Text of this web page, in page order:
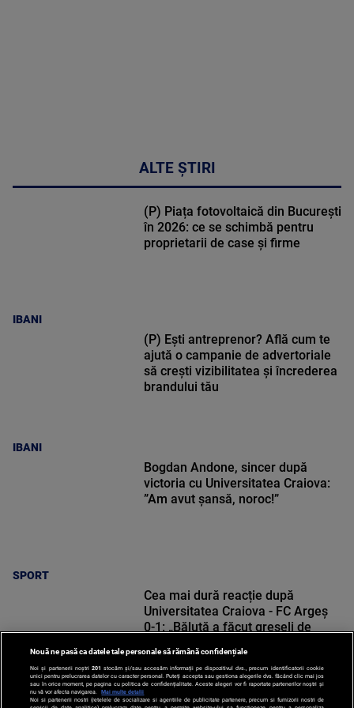
ALTE ȘTIRI
IBANI
(P) Piața fotovoltaică din București
în 2026: ce se schimbă pentru
proprietarii de case și firme
IBANI
(P) Ești antreprenor? Află cum te
ajută o campanie de advertoriale
să crești vizibilitatea și încrederea
brandului tău
SPORT
Bogdan Andone, sincer după
victoria cu Universitatea Craiova:
”Am avut șansă, noroc!”
SPORT
Cea mai dură reacție după
Universitatea Craiova - FC Argeș
0-1: „Băluță a făcut greșeli de
Nouă ne pasă ca datele tale personale să rămână confidențiale
Noi și partenerii noștri 201 stocăm și/sau accesăm informații pe dispozitivul dvs., precum identificatorii cookie
unici pentru prelucrarea datelor cu caracter personal. Puteți accepta sau gestiona alegerile dvs. făcând clic mai jos
sau în orice moment, pe pagina cu politica de confidențialitate. Aceste alegeri vor fi raportate partenerilor noștri și
nu vă vor afecta navigarea.
Mai multe detalii
Noi si partenerii nostri (retelele de socializare si agentiile de publicitate partenere, precum si furnizorii nostri de